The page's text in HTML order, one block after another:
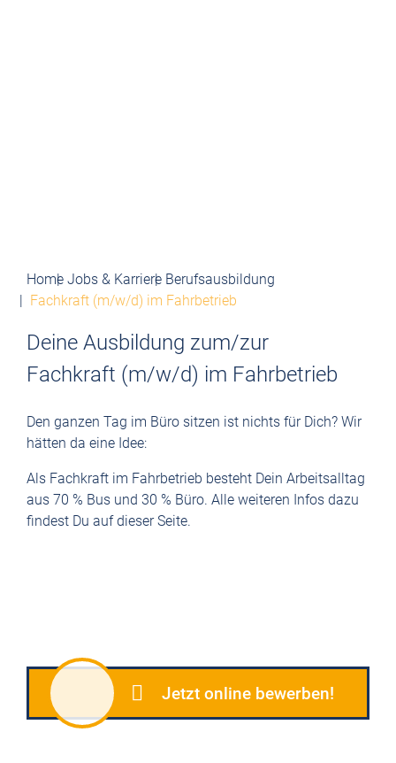
Home Jobs & Karriere Berufsausbildung
Fachkraft (m/w/d) im Fahrbetrieb
Deine Ausbildung zum/zur
Fachkraft (m/w/d) im Fahrbetrieb
Den ganzen Tag im Büro sitzen ist nichts für Dich? Wir
hätten da eine Idee:
Als Fachkraft im Fahrbetrieb besteht Dein Arbeitsalltag
aus 70 % Bus und 30 % Büro. Alle weiteren Infos dazu
findest Du auf dieser Seite.
Jetzt online bewerben!